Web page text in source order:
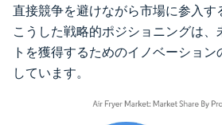
直接競争を避けながら市場に参入す
こうした戦略的ポジショニングは、
トを獲得するためのイノベーショ
しています。